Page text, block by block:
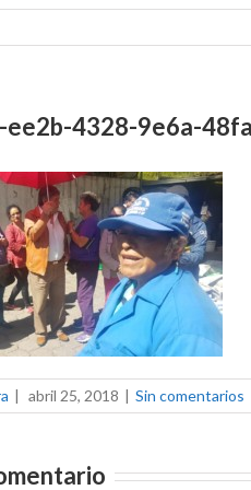
4328-9e6a-
| abril 25, 2018 | Sin comentarios